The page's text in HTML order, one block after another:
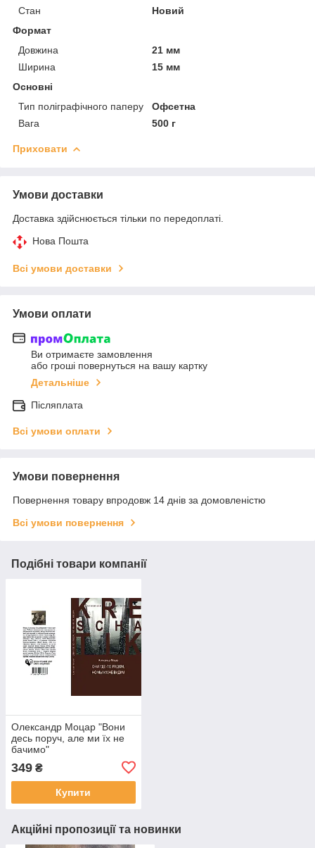
Стан
Новий
Формат
Довжина
21 мм
Ширина
15 мм
Основні
Тип поліграфічного паперу
Офсетна
Вага
500 г
Приховати
Умови доставки
Доставка здійснюється тільки по передоплаті.
Нова Пошта
Всі умови доставки
Умови оплати
Ви отримаєте замовлення
або гроші повернуться на вашу картку
Детальніше
Післяплата
Всі умови оплати
Умови повернення
Повернення товару впродовж 14 днів за домовленістю
Всі умови повернення
Подібні товари компанії
Олександр Моцар "Вони
десь поруч, але ми їх не
бачимо"
349 ₴
Купити
Акційні пропозиції та новинки